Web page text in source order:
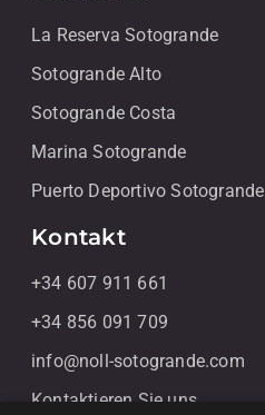
La Reserva Sotogrande
Sotogrande Alto
Sotogrande Costa
Marina Sotogrande
Puerto Deportivo Sotogrande
Kontakt
+34 607 911 661
+34 856 091 709
info@noll-sotogrande.com
Kontaktieren Sie uns